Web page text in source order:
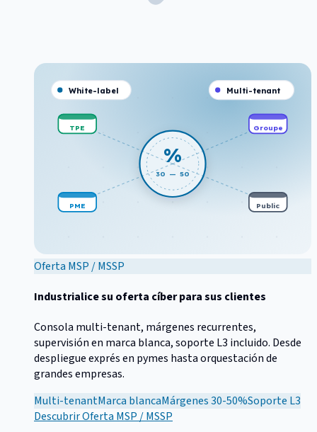
%
30 — 50
TPE
PME
Groupe
Public
White-label Multi-tenant
Oferta MSP / MSSP
Industrialice su oferta cíber para sus clientes
Consola multi-tenant, márgenes recurrentes,
supervisión en marca blanca, soporte L3 incluido. Desde
despliegue exprés en pymes hasta orquestación de
grandes empresas.
Multi-tenantMarca blancaMárgenes 30-50%Soporte L3
DescubrirOferta MSP / MSSP